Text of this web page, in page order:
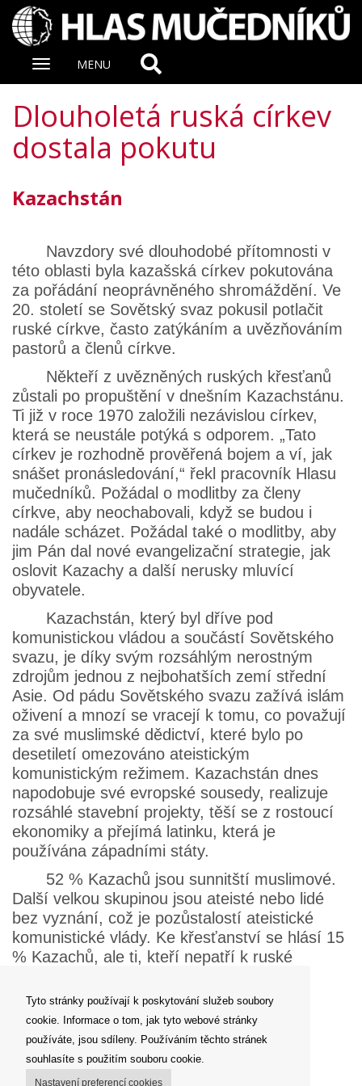
Tyto stránky používají k poskytování služeb soubory
cookie. Informace o tom, jak tyto webové stránky
používáte, jsou sdíleny. Používáním těchto stránek
souhlasíte s použitím souboru cookie.
Nastavení preferencí cookies
Zobrazit
MENU
Dlouholetá ruská církev
dostala pokutu
Kazachstán
Navzdory své dlouhodobé přítomnosti v
této oblasti byla kazašská církev pokutována
za pořádání neoprávněného shromáždění. Ve
20. století se Sovětský svaz pokusil potlačit
ruské církve, často zatýkáním a uvězňováním
pastorů a členů církve.
Někteří z uvězněných ruských křesťanů
zůstali po propuštění v dnešním Kazachstánu.
Ti již v roce 1970 založili nezávislou církev,
která se neustále potýká s odporem. „Tato
církev je rozhodně prověřená bojem a ví, jak
snášet pronásledování,“ řekl pracovník Hlasu
mučedníků. Požádal o modlitby za členy
církve, aby neochabovali, když se budou i
nadále scházet. Požádal také o modlitby, aby
jim Pán dal nové evangelizační strategie, jak
oslovit Kazachy a další nerusky mluvící
obyvatele.
Kazachstán, který byl dříve pod
komunistickou vládou a součástí Sovětského
svazu, je díky svým rozsáhlým nerostným
zdrojům jednou z nejbohatších zemí střední
Asie. Od pádu Sovětského svazu zažívá islám
oživení a mnozí se vracejí k tomu, co považují
za své muslimské dědictví, které bylo po
desetiletí omezováno ateistickým
komunistickým režimem. Kazachstán dnes
napodobuje své evropské sousedy, realizuje
rozsáhlé stavební projekty, těší se z rostoucí
ekonomiky a přejímá latinku, která je
používána západními státy.
52 % Kazachů jsou sunnitští muslimové.
Další velkou skupinou jsou ateisté nebo lidé
bez vyznání, což je pozůstalostí ateistické
komunistické vlády. Ke křesťanství se hlásí 15
% Kazachů, ale ti, kteří nepatří k ruské
vládními úředníky nebo příbuznými.
Zpět